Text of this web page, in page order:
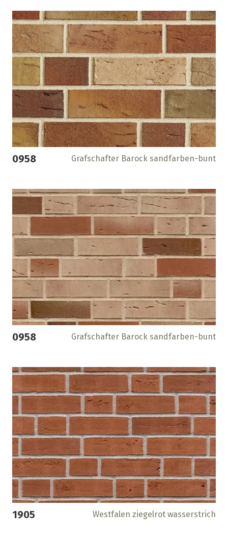
0958 Grafschafter Barock sandfarben-bunt
0958 Grafschafter Barock sandfarben-bunt
1905 Westfalen ziegelrot wasserstrich